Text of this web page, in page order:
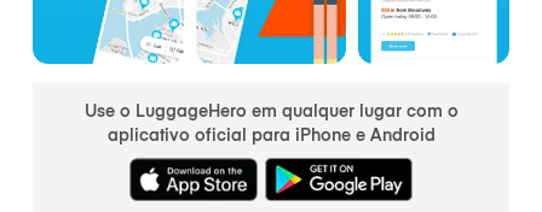
Use o LuggageHero em qualquer lugar com o
aplicativo oficial para iPhone e Android